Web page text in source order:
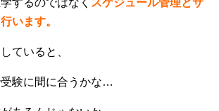
います。
ていると、
験に間に合うかな…